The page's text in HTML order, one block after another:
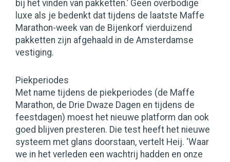
bij het vinden van pakketten.’ Geen overbodige
luxe als je bedenkt dat tijdens de laatste Maffe
Marathon-week van de Bijenkorf vierduizend
pakketten zijn afgehaald in de Amsterdamse
vestiging.
Piekperiodes
Met name tijdens de piekperiodes (de Maffe
Marathon, de Drie Dwaze Dagen en tijdens de
feestdagen) moest het nieuwe platform dan ook
goed blijven presteren. Die test heeft het nieuwe
systeem met glans doorstaan, vertelt Heij. ‘Waar
we in het verleden een wachtrij hadden en onze